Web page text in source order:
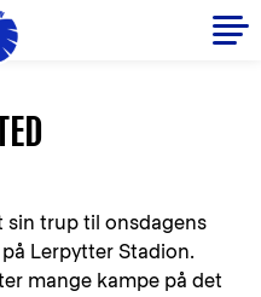
sin trup til onsdagens
Lerpytter Stadion.
mange kampe på det